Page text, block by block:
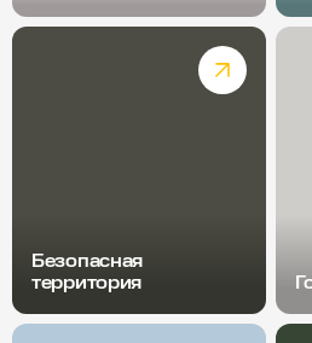
Безопасная
территория